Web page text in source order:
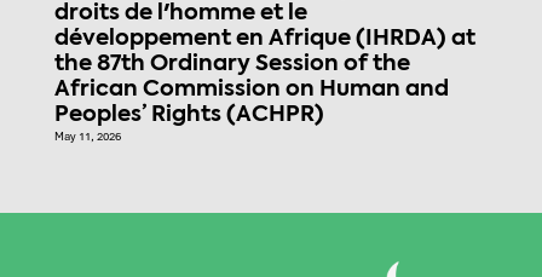
droits de l'homme et le
développement en Afrique (IHRDA) at
the 87th Ordinary Session of the
African Commission on Human and
Peoples’ Rights (ACHPR)
May 11, 2026